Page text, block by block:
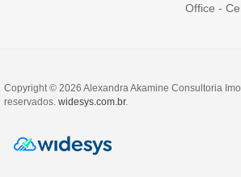
Office -
Copyright © 2026 Alexandra Akamine Consultoria
reservados. widesys.com.br.